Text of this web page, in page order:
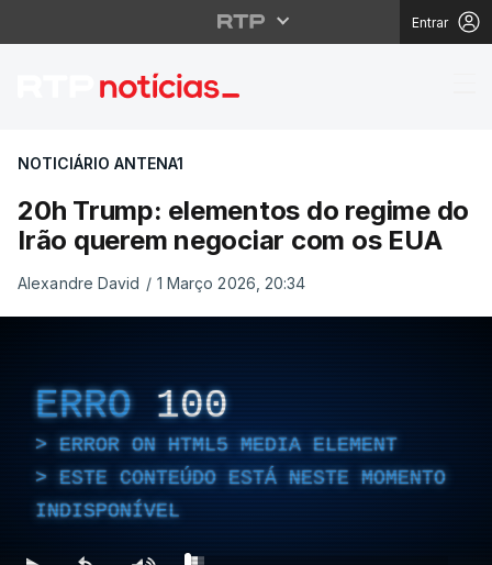
Entrar
20h Trump:
NOTICIÁRIO ANTENA1
20h Trump: elementos do regime do
Irão querem negociar com os EUA
Alexandre David / 1 Março 2026, 20:34
ERRO 100
ERROR ON HTML5 MEDIA ELEMENT
ESTE CONTEÚDO ESTÁ NESTE MOMENTO
INDISPONÍVEL